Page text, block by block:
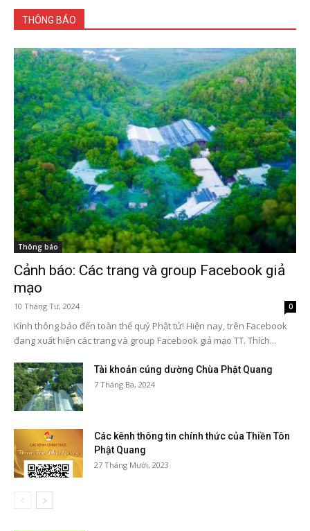
THÔNG BÁO
Thông báo
Cảnh báo: Các trang và group Facebook giả
mạo
10 Tháng Tư, 2024 0
Kính thông báo đến toàn thể quý Phật tử! Hiện nay, trên Facebook
đang xuất hiện các trang và group Facebook giả mạo TT. Thích...
Tài khoản cúng dường Chùa Phật Quang
7 Tháng Ba, 2024
Các kênh thông tin chính thức của Thiền Tôn
Phật Quang
27 Tháng Mười, 2023